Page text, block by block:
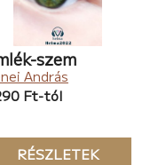
szem
András
Ft-tól
RÉSZLETEK